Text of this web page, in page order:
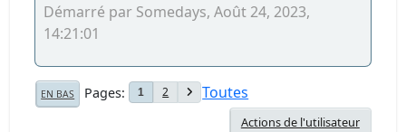
Démarré par Somedays, Août 24, 2023,
14:21:01
EN BAS Pages 1 2 Toutes
Actions de l'utilisateur